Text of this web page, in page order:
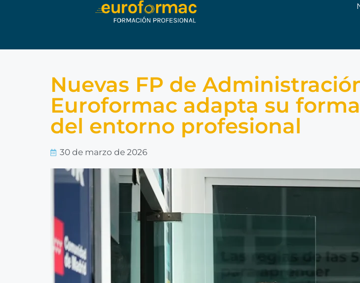
Nuevas FP de
Euroformac adapta su
del entorno profesional
30 de marzo de 2026